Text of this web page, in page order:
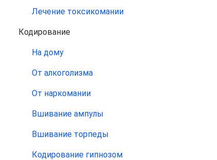
Лечение токсикомании
Кодирование
На дому
От алкоголизма
От наркомании
Вшивание ампулы
Вшивание торпеды
Кодирование гипнозом